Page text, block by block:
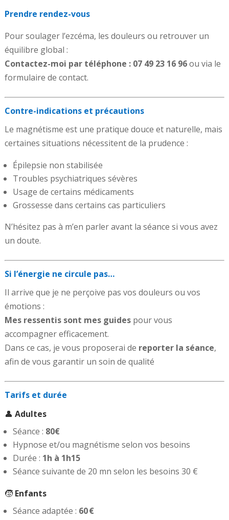
Prendre rendez-vous
Pour soulager l’ezcéma, les douleurs ou retrouver un
équilibre global :
Contactez-moi par téléphone : 07 49 23 16 96ou via le
formulaire de contact.
Contre-indications et précautions
Le magnétisme est une pratique douce et naturelle, mais
certaines situations nécessitent de la prudence :
Épilepsie non stabilisée
Troubles psychiatriques sévères
Usage de certains médicaments
Grossesse dans certains cas particuliers
N’hésitez pas à m’en parler avant la séance si vous avez
un doute.
Si l’énergie ne circule pas…
Il arrive que je ne perçoive pas vos douleurs ou vos
émotions :
Mes ressentis sont mes guidespour vous
accompagner efficacement.
Dans ce cas, je vous proposerai de reporter la séance,
afin de vous garantir un soin de qualité
Tarifs et durée
👤 Adultes
Séance : 80€
Hypnose et/ou magnétisme selon vos besoins
Durée : 1h à 1h15
Séance suivante de 20 mn selon les besoins 30 €
🧒 Enfants
Séance adaptée : 60 €